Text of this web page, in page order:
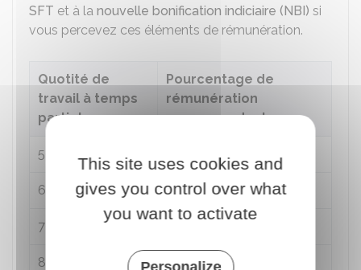
SFT et à la nouvelle bonification indiciaire (NBI) si
vous percevez ces éléments de rémunération.
Quotité de
travail à temps
partiel
Pourcentage de
rémunération
correspondant
50 %
60 % 60 %
70 %
80 % 6/7 (soit environ
This site uses cookies and
gives you control over what
you want to activate
Personalize